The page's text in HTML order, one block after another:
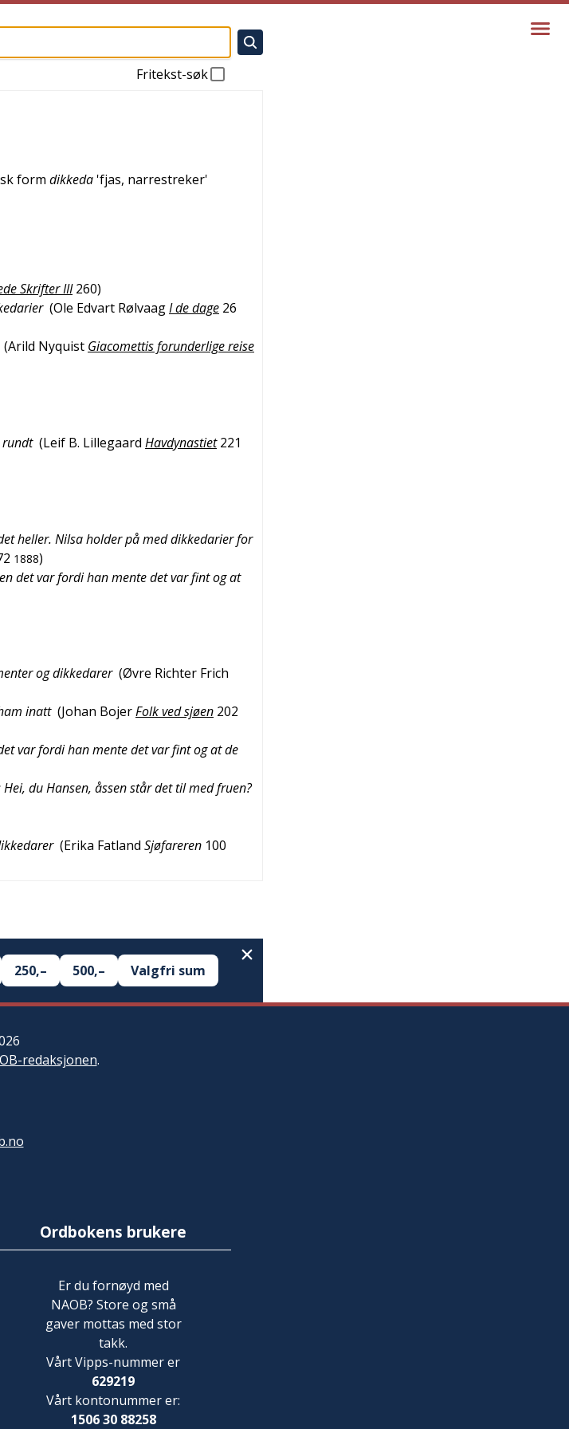
Fritekst-søk
form dikkeda 'fjas, narrestreker'
Skrifter III 260)
(Ole Edvart RølvaagI de dage 26
(Arild Nyquist Giacomettis forunderlige reise
rundt (Leif B. Lillegaard Havdynastiet 221
heller. Nilsa holder på med dikkedarier for
1888)
det var fordi han mente det var fint og at
og dikkedarer (Øvre Richter Frich
inatt (Johan BojerFolk ved sjøen 202
var fordi han mente det var fint og at de
du Hansen, åssen står det til med fruen?
(Erika Fatland Sjøfareren 100
250,– 500,– Valgfri sum
redaksjonen.
Ordbokens brukere
Er du fornøyd med
NAOB? Store og små
gaver mottas med stor
takk.
Vårt Vipps-nummer er
629219
Vårt kontonummer er:
1506 30 88258